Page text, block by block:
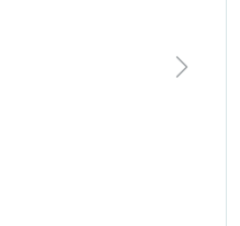
Next